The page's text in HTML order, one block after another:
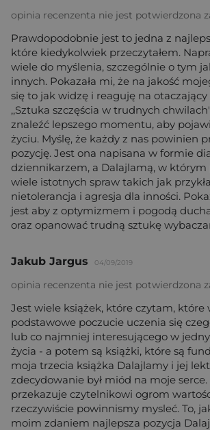
opinia recenzenta nie jest potwierdzona
Prawdopodobnie jest to jedna z
które kiedykolwiek przeczytałem.
wiele do myślenia, szczególnie o tym
innych. Pokazała mi, że na jakość
się to jak widzę i reaguję na
,,Sztuka szczęścia w trudnych
znaleźć lepszego momentu, aby
życiu. Myślę, że każdy z nas powinien
pozycję. Jest ona napisana w formie
dziennikarzem, a Dalajlamą, w którym
wiele istotnych spraw takich jak
nietolerancja i agresja dla inności.
jest aby z optymizmem i pogodą
oraz opanować trudną sztukę
Jakub Jargus 04/09/2019
opinia recenzenta nie jest potwierdzona
Jest wiele książek, które czytam, które
podstawowe poczucie uczenia się
lub co najmniej interesującego w
życia - a potem są książki, które są
moja trzecia książka Dalajlamy i jej
zdecydowanie był miód na moje serce.
przekazuje czytelnikowi ogrom
rzeczywiście powinnismy mysleć. To,
moim zdaniem najlepsza pozycja